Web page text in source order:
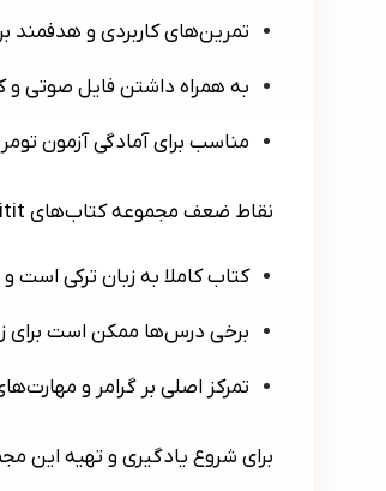
تمرین‌های کاربردی و هدفمند
به همراه داشتن فایل صوتی و
مناسب برای آمادگی آزمون
نقاط ضعف مجموعه کتاب‌های Yeni Hitit
کتاب کاملا به زبان ترکی
برخی درس‌ها ممکن است برای
تمرکز اصلی بر گرامر و